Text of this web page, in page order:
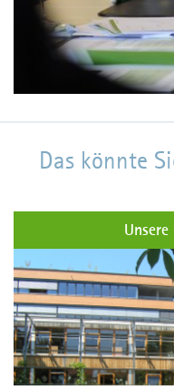
Das könnte